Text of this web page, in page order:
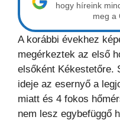
hogy híreink
meg a
A korábbi évekhez
megérkeztek az első
elsőként Kékestetőre.
ideje az esernyő a
miatt és 4 fokos
nem lesz egybefüggő